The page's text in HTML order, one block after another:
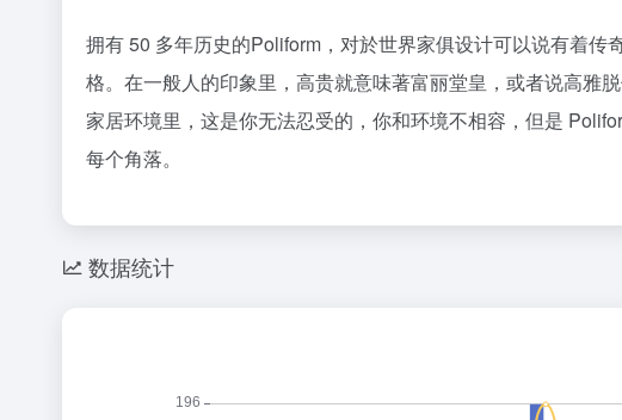
拥有 50 多年历史的Poliform，对於世界家俱设计可以说有着
格。在一般人的印象里，高贵就意味著富丽堂皇，或者说高雅
家居环境里，这是你无法忍受的，你和环境不相容，但是
每个角落。
数据统计